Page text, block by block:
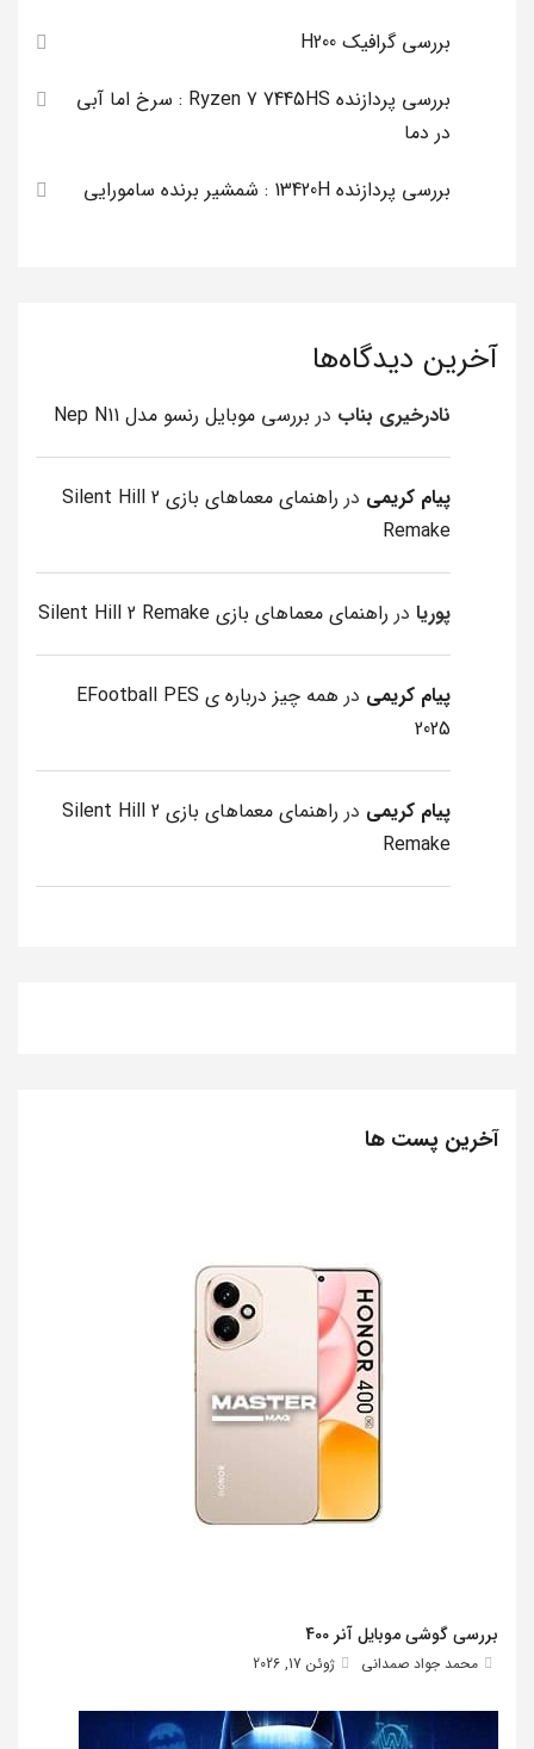
بررسی گرافیک H200
بررسی پردازنده Ryzen 7 7445HS : سرخ اما آبی
در دما
بررسی پردازنده 13420H : شمشیر برنده سامورایی
آخرین دیدگاه‌ها
نادرخیری بناب در بررسی موبایل رنسو مدل Nep N11
پیام کریمی در
راهنمای معماهای بازی Silent Hill 2
Remake
پوریا در راهنمای معماهای بازی Silent Hill 2 Remake
پیام کریمی در
همه چیز درباره ی EFootball PES
2025
پیام کریمی در
راهنمای معماهای بازی Silent Hill 2
Remake
آخرین پست ها
بررسی گوشی موبایل آنر 400
محمد جواد صمدانی ژوئن 17, 2026